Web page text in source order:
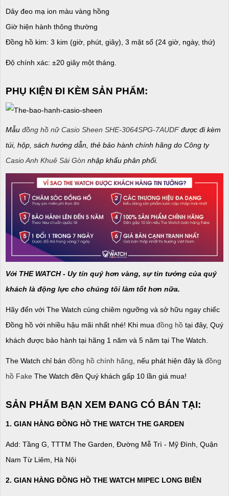
Dây đeo mạ ion màu vàng hồng
Giờ hiện hành thông thường
Đồng hồ kim: 3 kim (giờ, phút, giây), 3 mặt số (24 giờ, ngày, thứ)
Độ chính xác: ±20 giây một tháng.
PHỤ KIỆN ĐI KÈM SẢN PHẨM:
Mẫu đồng hồ nữ Casio Sheen SHE-3064SPG-7AUDF được đi kèm
túi, hộp, sách hướng dẫn, thẻ bảo hành chính hãng do Công ty
Casio Anh Khuê Sài Gòn nhập khẩu phân phối.
Với THE WATCH - Uy tín quý hơn vàng, sự tin tưởng của quý
khách là động lực cho chúng tôi làm tốt hơn nữa.
Hãy đến với The Watch cùng chiêm ngưỡng và sở hữu ngay chiếc
Đồng hồ với nhiều hậu mãi nhất nhé! Khi mua đồng hồ tại đây, Quý
khách được bảo hành tại hãng 1 năm và 5 năm tại The Watch.
The Watch chỉ bán đồng hồ chính hãng, nếu phát hiện đây là đồng
hồ Fake The Watch đền Quý khách gấp 10 lần giá mua!
SẢN PHẨM BẠN XEM ĐANG CÓ BÁN TẠI:
1. GIAN HÀNG ĐỒNG HỒ THE WATCH THE GARDEN
Add: Tầng G, TTTM The Garden, Đường Mễ Trì - Mỹ Đình, Quận
Nam Từ Liêm, Hà Nội
2. GIAN HÀNG ĐỒNG HỒ THE WATCH MIPEC LONG BIÊN